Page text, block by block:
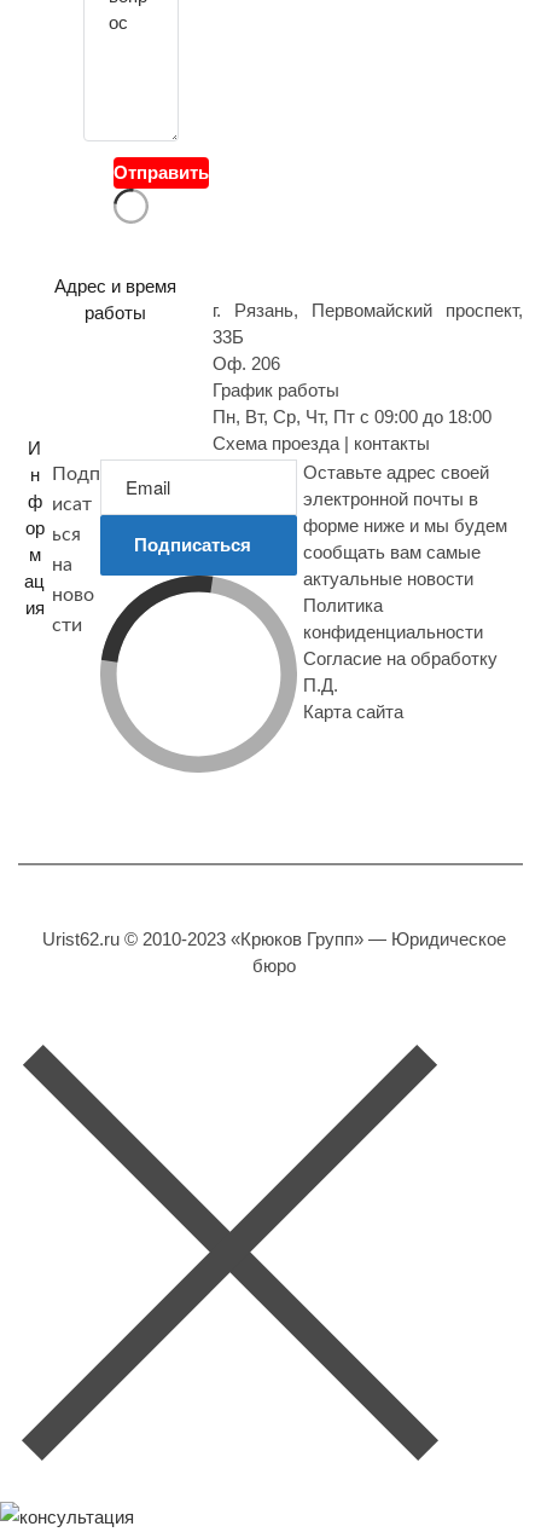
с
Отправить
Адрес и время
работы
г. Рязань, Первомайский проспект,
33Б
Оф. 206
График работы
Пн, Вт, Ср, Чт, Пт с 09:00 до 18:00
Схема проезда | контакты
И
н
ф
ор
м
ац
ия
Подп
исат
ься
на
ново
сти
Подписаться
Оставьте адрес своей
электронной почты в
форме ниже и мы будем
сообщать вам самые
актуальные новости
Политика
конфиденциальности
Согласие на обработку
П.Д.
Карта сайта
Urist62.ru © 2010-2023 «Крюков Групп» — Юридическое
бюро